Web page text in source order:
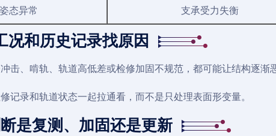
态异常 支承受力失衡
况和历史记录找原因
击、啃轨、轨道高低差或检修加固不规范，都可能让结构逐渐
录和轨道状态一起拉通看，而不是只处理表面形变量。
是复测、加固还是更新